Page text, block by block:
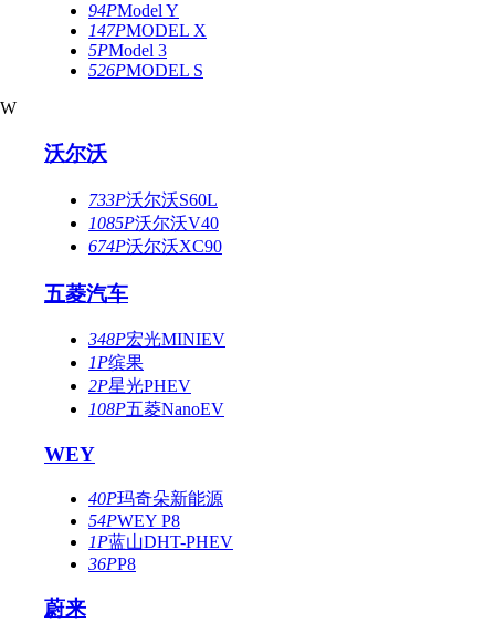
94PModel Y
147PMODEL X
5PModel 3
526PMODEL S
W
沃尔沃
733P沃尔沃S60L
1085P沃尔沃V40
674P沃尔沃XC90
五菱汽车
348P宏光MINIEV
1P缤果
2P星光PHEV
108P五菱NanoEV
WEY
40P玛奇朵新能源
54PWEY P8
1P蓝山DHT-PHEV
36PP8
蔚来